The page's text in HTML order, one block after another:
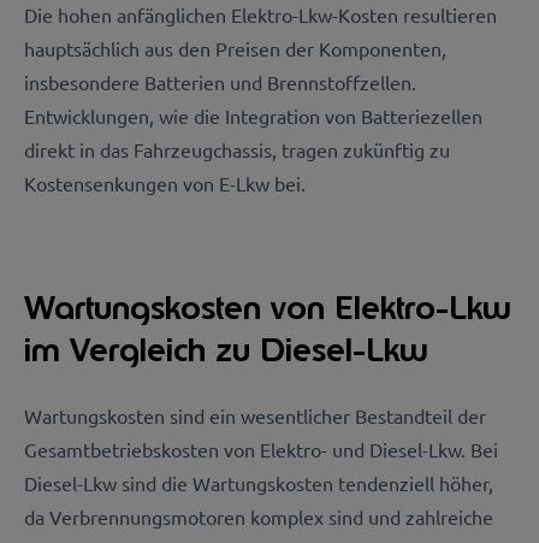
Die hohen anfänglichen Elektro-Lkw-Kosten resultieren
hauptsächlich aus den Preisen der Komponenten,
insbesondere Batterien und Brennstoffzellen.
Entwicklungen, wie die Integration von Batteriezellen
direkt in das Fahrzeugchassis, tragen zukünftig zu
Kostensenkungen von E-Lkw bei.
Wartungskosten von Elektro-Lkw
im Vergleich zu Diesel-Lkw
Wartungskosten sind ein wesentlicher Bestandteil der
Gesamtbetriebskosten von Elektro- und Diesel-Lkw. Bei
Diesel-Lkw sind die Wartungskosten tendenziell höher,
da Verbrennungsmotoren komplex sind und zahlreiche